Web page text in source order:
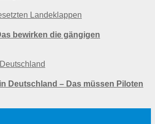
bewirken die gängigen
Deutschland – Das müssen Piloten